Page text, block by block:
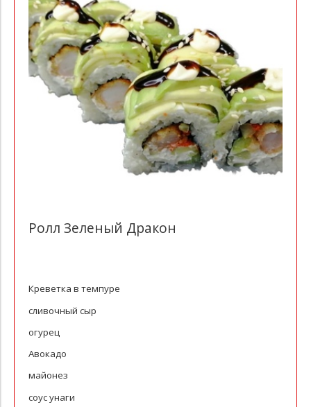
Ролл Зеленый Дракон
Креветка в темпуре
сливочный сыр
огурец
Авокадо
майонез
соус унаги